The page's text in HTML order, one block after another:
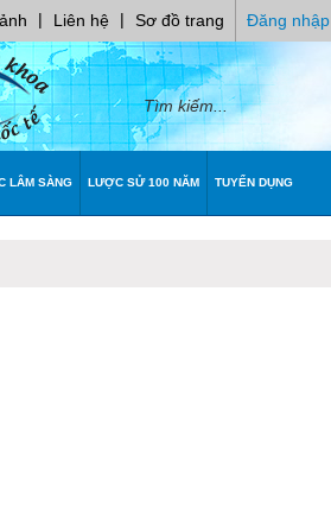
| Liên hệ | Sơ đồ trang Đăng nhập
LÂM SÀNG LƯỢC SỬ 100 NĂM TUYỂN DỤNG